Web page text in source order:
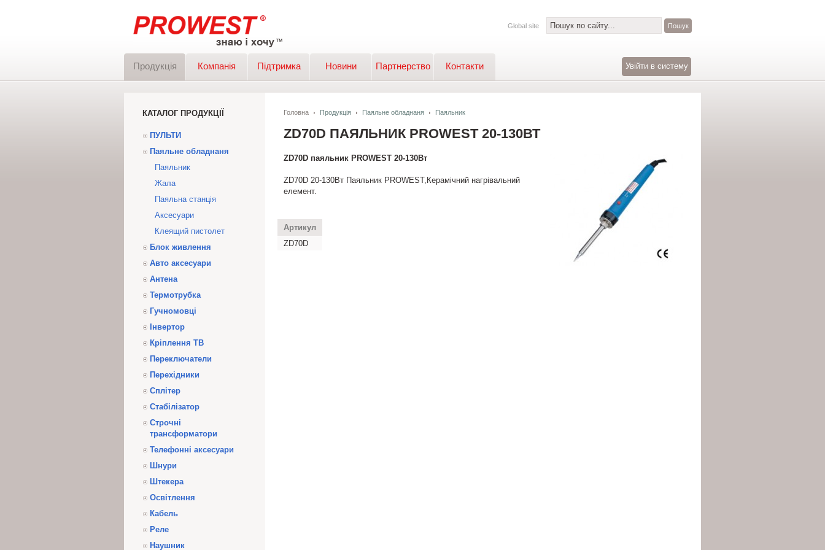
Global site
Продукція Компанія Підтримка Новини Партнерство Контакти Увійти в систему
КАТАЛОГ ПРОДУКЦІЇ
ПУЛЬТИ
Паяльне обладнаня
Паяльник
Жала
Паяльна станція
Аксесуари
Клеящий пистолет
Блок живлення
Авто аксесуари
Антена
Термотрубка
Гучномовці
Інвертор
Кріплення ТВ
Переключатели
Перехідники
Сплітер
Стабілізатор
Строчні
трансформатори
Телефонні аксесуари
Шнури
Штекера
Освітлення
Кабель
Реле
Наушник
Головна Продукція Паяльне обладнаня Паяльник
ZD70D ПАЯЛЬНИК PROWEST 20-130ВТ
ZD70D паяльник PROWEST 20-130Вт
ZD70D 20-130Вт Паяльник PROWEST,Керамічний нагрівальний
елемент.
Артикул
ZD70D